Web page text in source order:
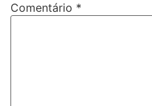
Comentário *